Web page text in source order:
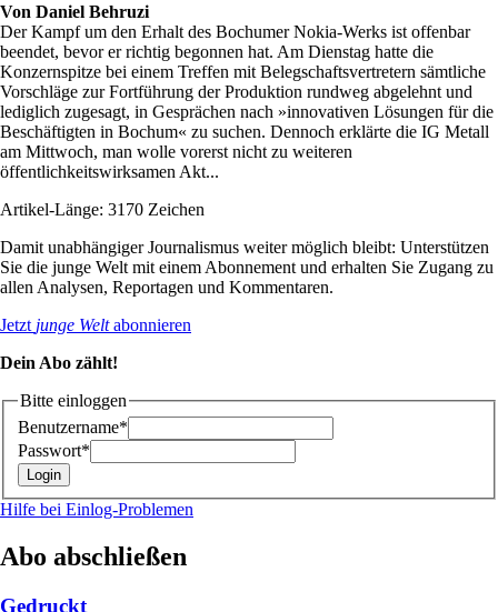
Von Daniel Behruzi
Der Kampf um den Erhalt des Bochumer Nokia-Werks ist offenbar
beendet, bevor er richtig begonnen hat. Am Dienstag hatte die
Konzernspitze bei einem Treffen mit Belegschaftsvertretern sämtliche
Vorschläge zur Fortführung der Produktion rundweg abgelehnt und
lediglich zugesagt, in Gesprächen nach »innovativen Lösungen für die
Beschäftigten in Bochum« zu suchen. Dennoch erklärte die IG Metall
am Mittwoch, man wolle vorerst nicht zu weiteren
öffentlichkeitswirksamen Akt...
Artikel-Länge: 3170 Zeichen
Damit unabhängiger Journalismus weiter möglich bleibt: Unterstützen
Sie die junge Welt mit einem Abonnement und erhalten Sie Zugang zu
allen Analysen, Reportagen und Kommentaren.
Jetzt junge Weltabonnieren
Dein Abo zählt!
Bitte einloggen
Benutzername*
Passwort*
Hilfe bei Einlog-Problemen
Abo abschließen
Gedruckt